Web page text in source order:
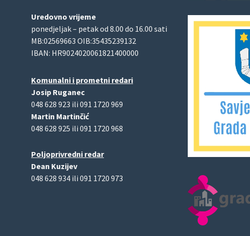
Uredovno vrijeme
ponedjeljak – petak od 8.00 do 16.00 sati
MB:02569663 OIB:35435239132
IBAN: HR9024020061821400000
Komunalni i prometni redari
Josip Ruganec
048 628 923 ili 091 1720 969
Martin Martinčić
048 628 925 ili 091 1720 968
Poljoprivredni redar
Dean Kuzijev
048 628 934 ili 091 1720 973